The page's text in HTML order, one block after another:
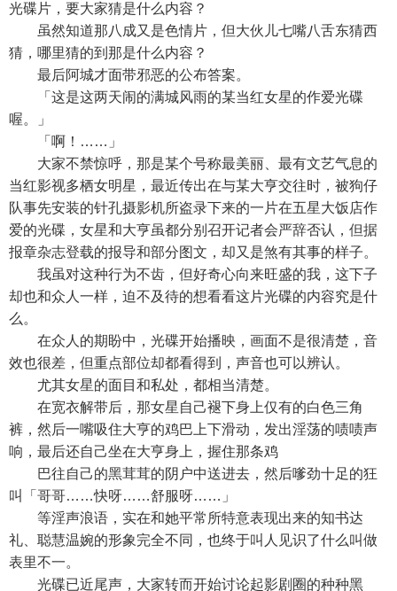
光碟片，要大家猜是什么内容？
虽然知道那八成又是色情片，但大伙儿七嘴八舌东猜西
猜，哪里猜的到那是什么内容？
最后阿城才面带邪恶的公布答案。
「这是这两天闹的满城风雨的某当红女星的作爱光碟
喔。」
「啊！……」
大家不禁惊呼，那是某个号称最美丽、最有文艺气息的
当红影视多栖女明星，最近传出在与某大亨交往时，被狗仔
队事先安装的针孔摄影机所盗录下来的一片在五星大饭店作
爱的光碟，女星和大亨虽都分别召开记者会严辞否认，但据
报章杂志登载的报导和部分图文，却又是煞有其事的样子。
我虽对这种行为不齿，但好奇心向来旺盛的我，这下子
却也和众人一样，迫不及待的想看看这片光碟的内容究是什
么。
在众人的期盼中，光碟开始播映，画面不是很清楚，音
效也很差，但重点部位却都看得到，声音也可以辨认。
尤其女星的面目和私处，都相当清楚。
在宽衣解带后，那女星自己褪下身上仅有的白色三角
裤，然后一嘴吸住大亨的鸡巴上下滑动，发出淫荡的啧啧声
响，最后还自己坐在大亨身上，握住那条鸡
巴往自己的黑茸茸的阴户中送进去，然后嗲劲十足的狂
叫「哥哥……快呀……舒服呀……」
等淫声浪语，实在和她平常所特意表现出来的知书达
礼、聪慧温婉的形象完全不同，也终于叫人见识了什么叫做
表里不一。
光碟已近尾声，大家转而开始讨论起影剧圈的种种黑